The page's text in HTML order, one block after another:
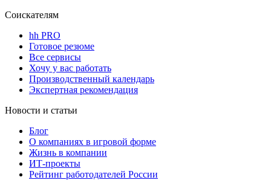
Соискателям
hh PRO
Готовое резюме
Все сервисы
Хочу у вас работать
Производственный календарь
Экспертная рекомендация
Новости и статьи
Блог
О компаниях в игровой форме
Жизнь в компании
ИТ-проекты
Рейтинг работодателей России